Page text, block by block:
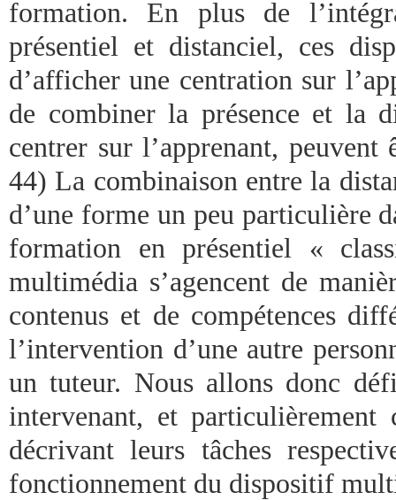
formation. En plus de
présentiel et distanciel, ces
d’afficher une centration sur
de combiner la présence et la
centrer sur l’apprenant,
44) La combinaison entre la
d’une forme un peu particulière
formation en présentiel «
multimédia s’agencent de
contenus et de compétences
l’intervention d’une autre
un tuteur. Nous allons donc
intervenant, et
décrivant leurs tâches
fonctionnement du dispositif